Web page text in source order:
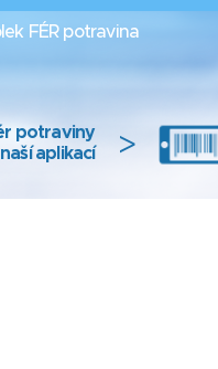
FÉR potravina
potraviny
aplikací >